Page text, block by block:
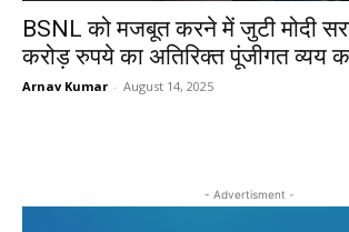
BSNL को मजबूत करने में जुटी मोदी
करोड़ रुपये का अतिरिक्त पूंजीगत व्यय
Arnav Kumar - August 14, 2025
- Advertisment -